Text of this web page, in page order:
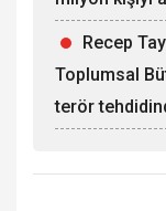
Recep
Toplumsal
terör